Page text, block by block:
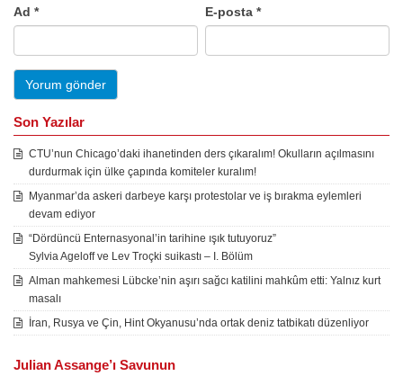
Ad * E-posta*
Son Yazılar
CTU’nun Chicago’daki ihanetinden ders çıkaralım! Okulların açılmasını
durdurmak için ülke çapında komiteler kuralım!
Myanmar’da askeri darbeye karşı protestolar ve iş bırakma eylemleri
devam ediyor
“Dördüncü Enternasyonal’in tarihine ışık tutuyoruz”
Sylvia Ageloff ve Lev Troçki suikastı – I. Bölüm
Alman mahkemesi Lübcke’nin aşırı sağcı katilini mahkûm etti: Yalnız kurt
masalı
İran, Rusya ve Çin, Hint Okyanusu’nda ortak deniz tatbikatı düzenliyor
Julian Assange’ı Savunun